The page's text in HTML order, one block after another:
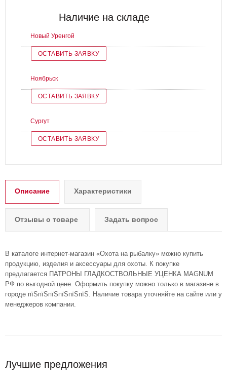
Наличие на складе
Новый Уренгой
ОСТАВИТЬ ЗАЯВКУ
Ноябрьск
ОСТАВИТЬ ЗАЯВКУ
Сургут
ОСТАВИТЬ ЗАЯВКУ
Описание Характеристики
Отзывы о товаре Задать вопрос
В каталоге интернет-магазин «Охота на рыбалку» можно купить
продукцию, изделия и аксессуары для охоты. К покупке
предлагается ПАТРОНЫ ГЛАДКОСТВОЛЬНЫЕ УЦЕНКА MAGNUM
РФ по выгодной цене. Оформить покупку можно только в магазине в
городе пїЅпїЅпїЅпїЅпїЅпїЅ. Наличие товара уточняйте на сайте или у
менеджеров компании.
Лучшие предложения